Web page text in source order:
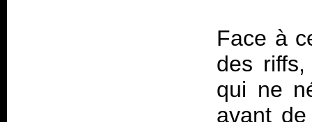
Face à
des
qui ne
avant